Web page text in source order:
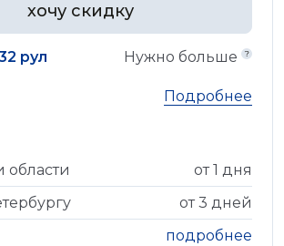
хочу скидку
рул Нужно больше
Подробнее
области
от 1 дня
от 3 дней
подробнее